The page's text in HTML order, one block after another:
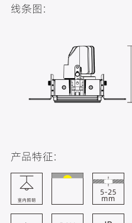
线条图:
产品特征: